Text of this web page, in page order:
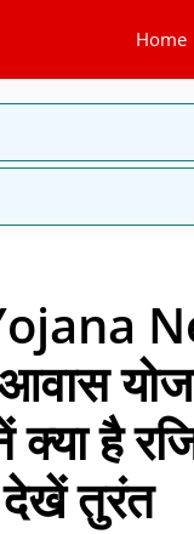
Home
क्या है
देखें तुरंत